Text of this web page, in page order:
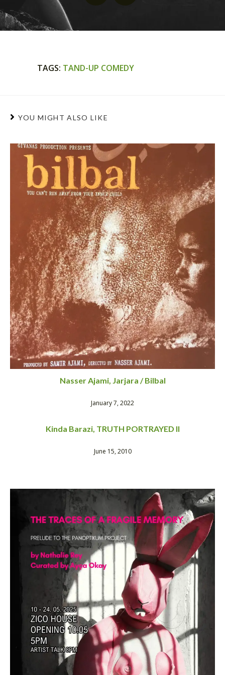
TAGS: TAND-UP COMEDY
YOU MIGHT ALSO LIKE
Nasser Ajami, Jarjara / Bilbal
January 7, 2022
Kinda Barazi, TRUTH PORTRAYED II
June 15, 2010